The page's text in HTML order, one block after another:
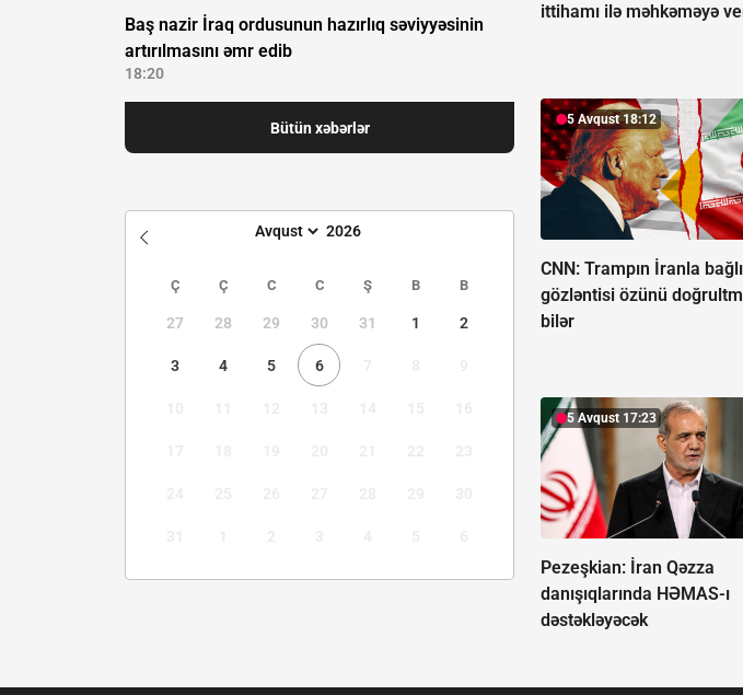
Baş nazir İraq ordusunun hazırlıq səviyyəsinin
artırılmasını əmr edib
18:20
Bütün xəbərlər
Ç Ç C C Ş B B
27 28 29 30 31 1 2
3 4 5 6
ittihamı ilə məhkəməyə
5 Avqust 18:12
CNN: Trampın İranla bağlı
gözləntisi özünü
bilər
5 Avqust 17:23
Pezeşkian: İran Qəzza
danışıqlarında HƏMAS-ı
dəstəkləyəcək